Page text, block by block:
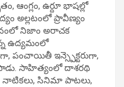
ఆంగ్లం, ఉర్దూ భాషల్లో
అల్లటంలో ప్రావీణ్యం
నిజాం అరాచక
ఉద్యమంలో
పంచాయితీ ఇన్స్పెక్టరుగా,
సాహిత్యంలో దాశరథి
నాటికలు, సినిమా పాటలు,